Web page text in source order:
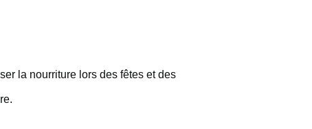
la nourriture lors des fêtes et des